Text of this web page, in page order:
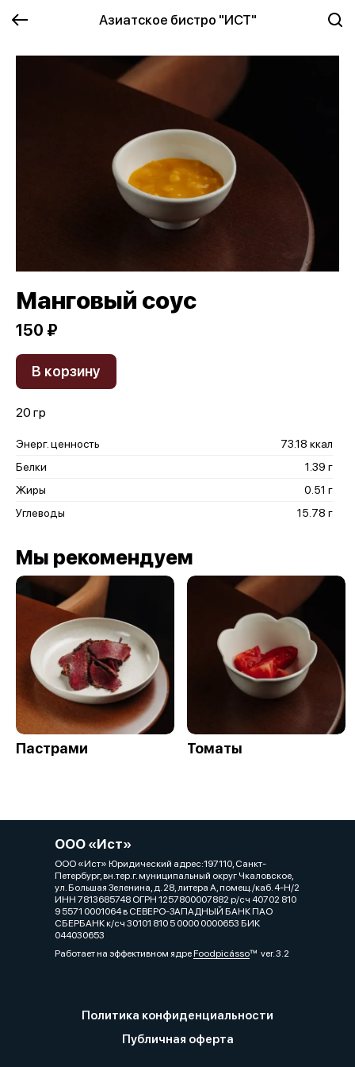
Азиатское бистро "ИСТ"
Манговый соус
150 ₽
В корзину
20 гр
Энерг. ценность
73.18 ккал
Белки
1.39 г
Жиры
0.51 г
Углеводы
15.78 г
Мы рекомендуем
Пастрами Томаты
ООО «Ист»
ООО «Ист» Юридический адрес:197110, Санкт-
Петербург, вн.тер.г. муниципальный округ Чкаловское,
ул. Большая Зеленина, д. 28, литера А, помещ./каб. 4-Н/2
ИНН 7813685748 ОГРН 1257800007882 р/сч 40702 810
9 5571 0001064 в СЕВЕРО-ЗАПАДНЫЙ БАНК ПАО
СБЕРБАНК к/сч 30101 810 5 0000 0000653 БИК
044030653
Работает на эффективном ядреFoodpicássover. 3.2
Политика конфиденциальности
Публичная оферта